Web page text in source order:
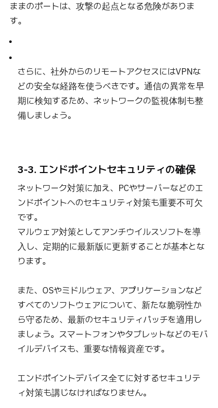
ままのポートは、攻撃の起点となる危険がありま
す。
さらに、社外からのリモートアクセスにはVPNな
どの安全な経路を使うべきです。通信の異常を早
期に検知するため、ネットワークの監視体制も整
備しましょう。
3-3. エンドポイントセキュリティの確保
ネットワーク対策に加え、PCやサーバーなどのエ
ンドポイントへのセキュリティ対策も重要不可欠
です。
マルウェア対策としてアンチウイルスソフトを導
入し、定期的に最新版に更新することが基本とな
ります。
また、OSやミドルウェア、アプリケーションなど
すべてのソフトウェアについて、新たな脆弱性か
ら守るため、最新のセキュリティパッチを適用し
ましょう。スマートフォンやタブレットなどのモバ
イルデバイスも、重要な情報資産です。
エンドポイントデバイス全てに対するセキュリテ
ィ対策も講じなければなりません。